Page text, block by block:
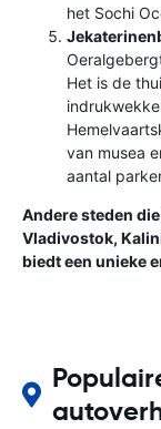
het Sochi
Het is de
van musea
aantal
Andere steden
Vladivostok,
biedt een unieke